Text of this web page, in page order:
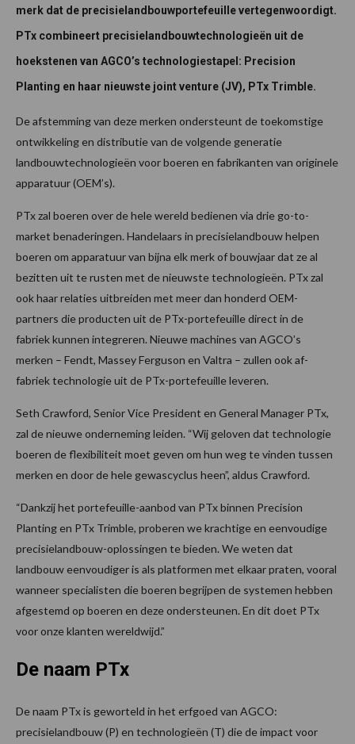
merk dat de precisielandbouwportefeuille vertegenwoordigt.
PTx combineert precisielandbouwtechnologieën uit de
hoekstenen van AGCO’s technologiestapel: Precision
Planting en haar nieuwste joint venture (JV), PTx Trimble.
De afstemming van deze merken ondersteunt de toekomstige
ontwikkeling en distributie van de volgende generatie
landbouwtechnologieën voor boeren en fabrikanten van originele
apparatuur (OEM’s).
PTx zal boeren over de hele wereld bedienen via drie go-to-
market benaderingen. Handelaars in precisielandbouw helpen
boeren om apparatuur van bijna elk merk of bouwjaar dat ze al
bezitten uit te rusten met de nieuwste technologieën. PTx zal
ook haar relaties uitbreiden met meer dan honderd OEM-
partners die producten uit de PTx-portefeuille direct in de
fabriek kunnen integreren. Nieuwe machines van AGCO’s
merken – Fendt, Massey Ferguson en Valtra – zullen ook af-
fabriek technologie uit de PTx-portefeuille leveren.
Seth Crawford, Senior Vice President en General Manager PTx,
zal de nieuwe onderneming leiden. “Wij geloven dat technologie
boeren de flexibiliteit moet geven om hun weg te vinden tussen
merken en door de hele gewascyclus heen”, aldus Crawford.
“Dankzij het portefeuille-aanbod van PTx binnen Precision
Planting en PTx Trimble, proberen we krachtige en eenvoudige
precisielandbouw-oplossingen te bieden. We weten dat
landbouw eenvoudiger is als platformen met elkaar praten, vooral
wanneer specialisten die boeren begrijpen de systemen hebben
afgestemd op boeren en deze ondersteunen. En dit doet PTx
voor onze klanten wereldwijd.”
De naam PTx
De naam PTx is geworteld in het erfgoed van AGCO:
precisielandbouw (P) en technologieën (T) die de impact voor